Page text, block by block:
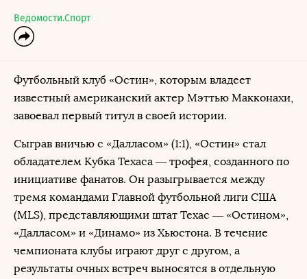
Ведомости.Спорт
Футбольный клуб «Остин», которым владеет
известный американский актер Мэттью Макконахи,
завоевал первый титул в своей истории.
Сыграв вничью с «Далласом» (1:1), «Остин» стал
обладателем Кубка Техаса — трофея, созданного по
инициативе фанатов. Он разыгрывается между
тремя командами Главной футбольной лиги США
(MLS), представляющими штат Техас — «Остином»,
«Далласом» и «Динамо» из Хьюстона. В течение
чемпионата клубы играют друг с другом, а
результаты очных встреч выносятся в отдельную